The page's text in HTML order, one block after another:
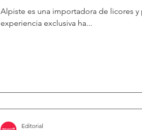
Alpiste es una importadora de licores
experiencia exclusiva ha...
Editorial